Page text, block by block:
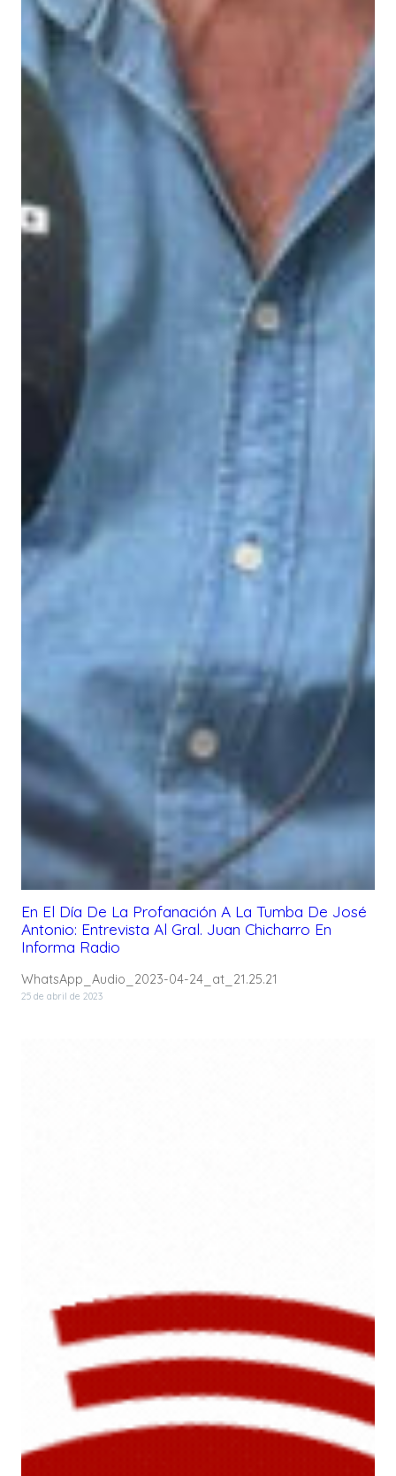
En El Día De La Profanación A La Tumba De José
Antonio: Entrevista Al Gral. Juan Chicharro En
Informa Radio
WhatsApp_Audio_2023-04-24_at_21.25.21
25 de abril de 2023